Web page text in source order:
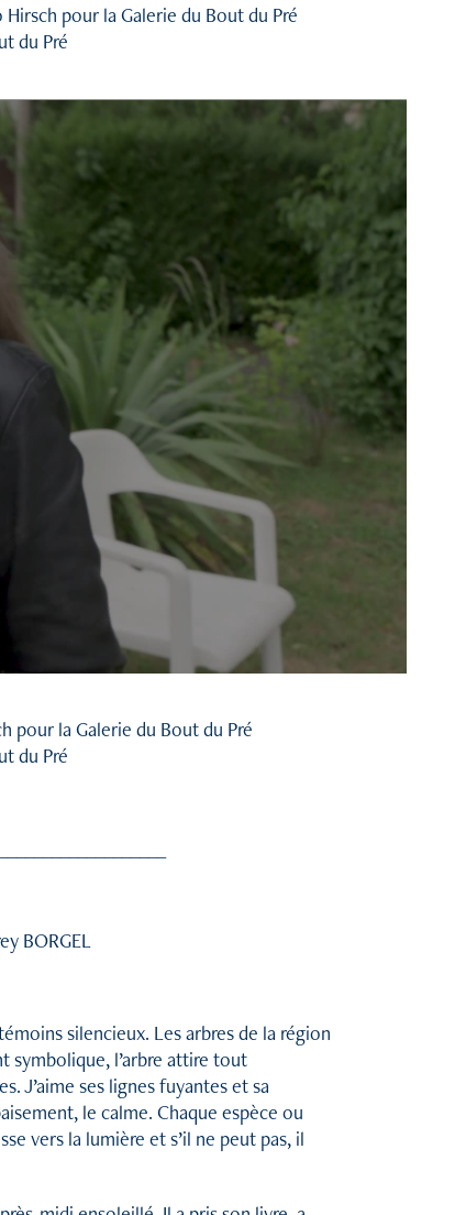
pour la Galerie du Bout du Pré
du Pré
pour la Galerie du Bout du Pré
du Pré
BORGEL
silencieux. Les arbres de la région
symbolique, l’arbre attire tout
J’aime ses lignes fuyantes et sa
le calme. Chaque espèce ou
vers la lumière et s’il ne peut pas, il